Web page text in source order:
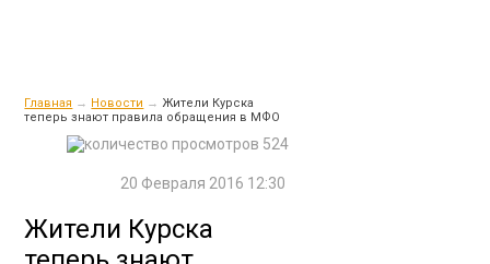
Главная → Новости → Жители Курска
теперь знают правила обращения в МФО
524
20 Февраля 2016 12:30
Жители Курска